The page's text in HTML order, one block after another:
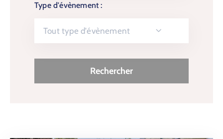
Type d'évènement :
Tout type d'évènement